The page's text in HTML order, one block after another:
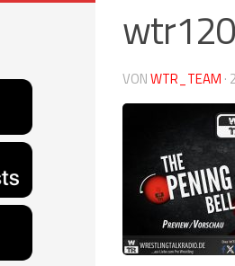
VONWTR_TEAM ·